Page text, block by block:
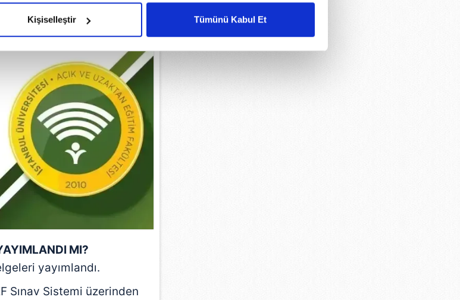
takdirde, kullanıcılara hedefli reklamlar gösterilmeyecektir."
Sitemizde kendimize ve üçüncü kişilere ait çerezler kullanılmaktadır. Bu
olup gerekli olan çerezler bilgi toplumu hizmetlerinin sunulması
daha işlevsel kılınması ve kişiselleştirilmesi ve sizlere yönelik
sınırlı olarak açık rızanız dahilinde kullanılacaktır.
vasıtasıyla belirleyebilirsiniz. Çerezlere ilişkin detaylı bilgi için Ayarlar
ziyaret edebilirsiniz.
hazırlanmış Aydınlatma Metnimizi okumak ve sitemizde ilgili
bilgi almak için lütfentıklayınız
Kişiselleştir Tümünü Kabul Et
MI?
yayımlandı.
Sınav Sistemi üzerinden